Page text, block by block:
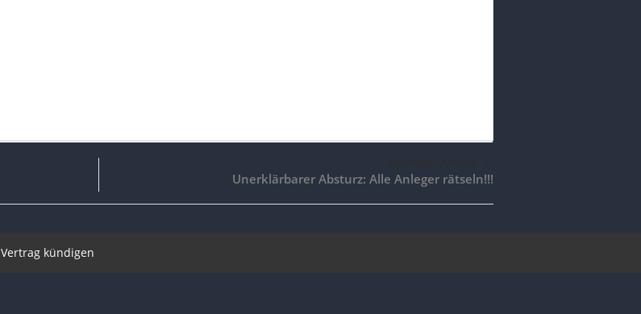
Unerklärbarer Absturz: Alle Anleger rätseln!!!
Vertrag kündigen